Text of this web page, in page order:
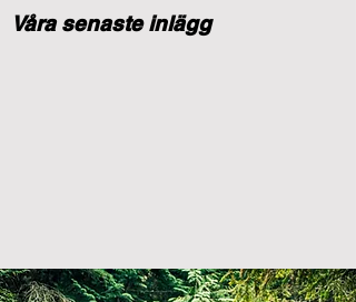
Våra senaste inlägg